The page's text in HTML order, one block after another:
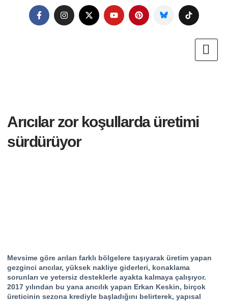
Arıcılar zor koşullarda üretimi
sürdürüyor
Mevsime göre arıları farklı bölgelere taşıyarak üretim yapan
gezginci arıcılar, yüksek nakliye giderleri, konaklama
sorunları ve yetersiz desteklerle ayakta kalmaya çalışıyor.
2017 yılından bu yana arıcılık yapan Erkan Keskin, birçok
üreticinin sezona krediyle başladığını belirterek, yapısal